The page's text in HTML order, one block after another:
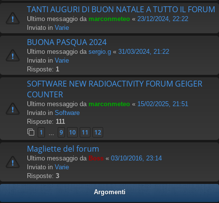
TANTI AUGURI DI BUON NATALE A TUTTO IL FORUM
Ultimo messaggio da marconmeteo « 23/12/2024, 22:22
Inviato in Varie
BUONA PASQUA 2024
Ultimo messaggio da sergio.g « 31/03/2024, 21:22
Inviato in Varie
Risposte: 1
SOFTWARE NEW RADIOACTIVITY FORUM GEIGER
COUNTER
Ultimo messaggio da marconmeteo « 15/02/2025, 21:51
Inviato in Software
Risposte: 111
1 9 10 11 12
Magliette del forum
Ultimo messaggio da Boss « 03/10/2016, 23:14
Inviato in Varie
Risposte: 3
Argomenti